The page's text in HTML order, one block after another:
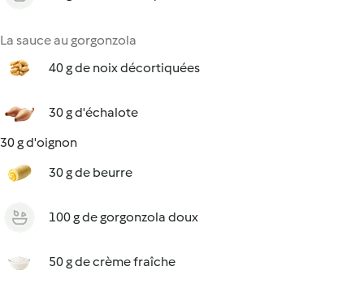
La sauce au gorgonzola
40 g de noix décortiquées
30 g d'échalote
30 g d'oignon
30 g de beurre
100 g de gorgonzola doux
50 g de crème fraîche